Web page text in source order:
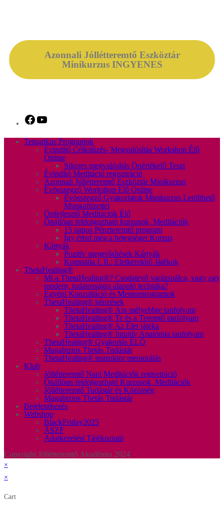
Azonnali Jóllétteremtő Eszköztár
Minikurzus INGYENES
Tematikus Programok
Évindító Célkitűzés- Megvalósítás Workshop Élő
Online
Sikeres megvalósítás Önértékelő Teszt
Évindító Meditáció regisztráció
Azonnali Jóllétteremtő Eszköztár Minikurzus
Évösszegző Workshop Élő Online
Évösszegző Gyakorlatok Minikurzus Letölthető
Munkafüzettel
Önfejlesztő Meditációk Élő
Önállóan feldolgozható kurzusok, Meditációk
15 napos Pénzteremtő program
Így értsd meg a betegséget Kurzus
Kártyák
Pozitív megerősítések Kártyák
Kompátia I. II.: Életkerekítő Játékok
ThetaHealing®
Mi a ThetaHealing®? Csodatevő varázspálca, vagy egy
modern, tudatosságra alapuló technika?
Egyéni Konzultáció és Mentorprogramok
ThetaHealing® képzések
ThetaHealing® Áss mélyebbre tanfolyam
ThetaHealing® Te és a Teremtő tanfolyam
ThetaHealing® Az Élet játéka
ThetaHealing® Intuitív Anatómia tanfolyam
ThetaHealing® Gyakorlás ÉLŐ
Magabiztos Thetás Tudástár
ThetaHealing® instruktor mentorálás
Klub
Jóllétteremtő Napi Meditációk regisztráció
Önállóan feldolgozható Kurzusok, Meditációk
Jóllétteremtő Tudástár és Közösség
Magabiztos Thetás Tudástár
Bejelentkezés
Webshop
BlackFriday2025
ÁSZF
Adatkezelési Tájékoztató
Copyright Jóllétteremtő Akadémia 2024
×
×
Cart